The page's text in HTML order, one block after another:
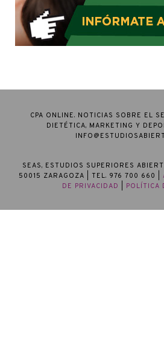
CPA ONLINE. NOTICIAS SOBRE EL
DIETÉTICA, MARKETING Y
SEAS, ESTUDIOS SUPERIORES
50015 ZARAGOZA | TEL. 976 700 660 |
DE PRIVACIDAD
POLÍTICA